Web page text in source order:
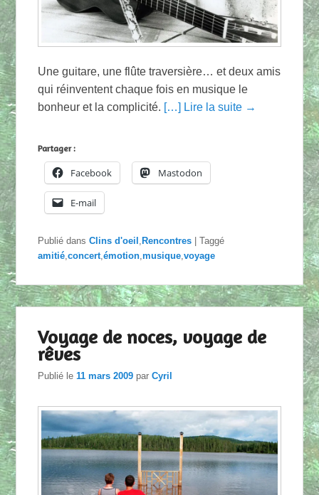
Une guitare, une flûte traversière… et deux amis
qui réinventent chaque fois en musique le
bonheur et la complicité. […] Lire la suite →
Partager :
Facebook Mastodon
E-mail
Publié dans Clins d'oeil Rencontres |Taggé
amitié ,concert ,émotion ,musique ,voyage
Voyage de noces, voyage de
rêves
Publié le11 mars 2009 parCyril